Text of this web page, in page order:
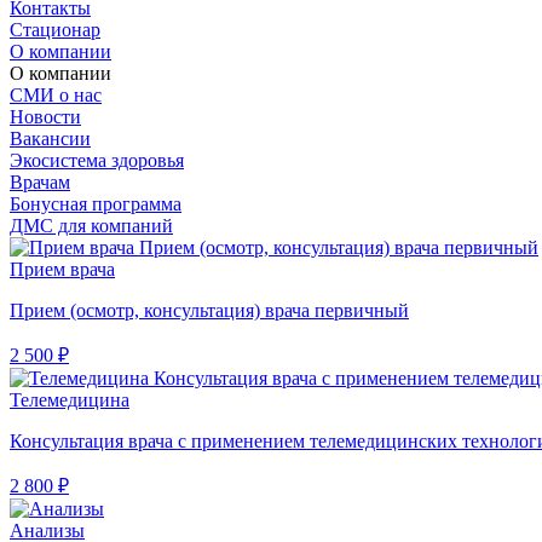
Контакты
Стационар
О компании
О компании
СМИ о нас
Новости
Вакансии
Экосистема здоровья
Врачам
Бонусная программа
ДМС для компаний
Прием врача
Прием (осмотр, консультация) врача первичный
2 500 ₽
Телемедицина
Консультация врача с применением телемедицинских
2 800 ₽
Анализы